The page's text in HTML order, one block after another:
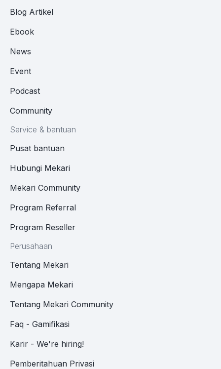
Blog Artikel
Ebook
News
Event
Podcast
Community
Service & bantuan
Pusat bantuan
Hubungi Mekari
Mekari Community
Program Referral
Program Reseller
Perusahaan
Tentang Mekari
Mengapa Mekari
Tentang Mekari Community
Faq - Gamifikasi
Karir - We're hiring!
Pemberitahuan Privasi